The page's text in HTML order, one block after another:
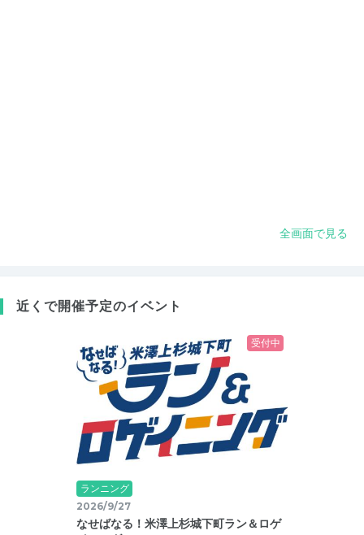
全画面で見る
近くで開催予定のイベント
受付中
ランニング
2026/9/27
なせばなる！米澤上杉城下町ラン＆ロゲ